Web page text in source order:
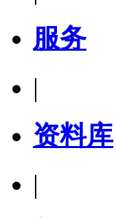
服务
|
资料库
|